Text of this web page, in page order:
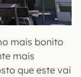
mais bonito
mais
que este vai